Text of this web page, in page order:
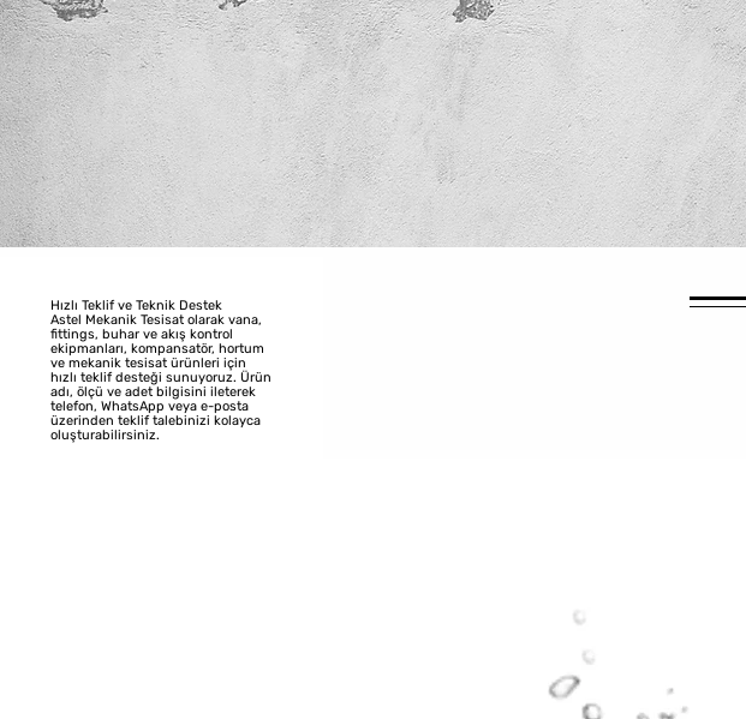
Hızlı Teklif ve Teknik Destek
Astel Mekanik Tesisat olarak vana,
fittings, buhar ve akış kontrol
ekipmanları, kompansatör, hortum
ve mekanik tesisat ürünleri için
hızlı teklif desteği sunuyoruz. Ürün
adı, ölçü ve adet bilgisini ileterek
telefon, WhatsApp veya e-posta
üzerinden teklif talebinizi kolayca
oluşturabilirsiniz.